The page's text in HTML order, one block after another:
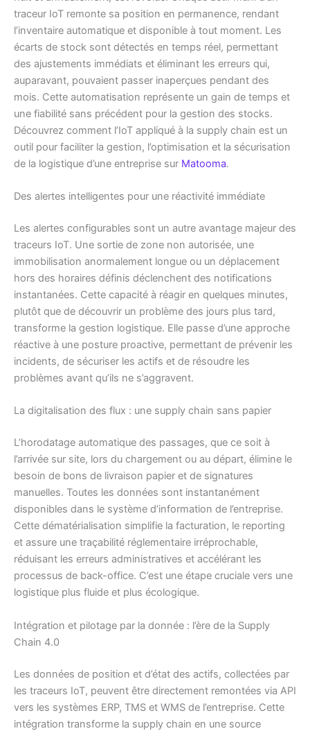
traceur IoT remonte sa position en permanence, rendant
l’inventaire automatique et disponible à tout moment. Les
écarts de stock sont détectés en temps réel, permettant
des ajustements immédiats et éliminant les erreurs qui,
auparavant, pouvaient passer inaperçues pendant des
mois. Cette automatisation représente un gain de temps et
une fiabilité sans précédent pour la gestion des stocks.
Découvrez comment l’IoT appliqué à la supply chain est un
outil pour faciliter la gestion, l’optimisation et la sécurisation
de la logistique d’une entreprise sur Matooma.
Des alertes intelligentes pour une réactivité immédiate
Les alertes configurables sont un autre avantage majeur des
traceurs IoT. Une sortie de zone non autorisée, une
immobilisation anormalement longue ou un déplacement
hors des horaires définis déclenchent des notifications
instantanées. Cette capacité à réagir en quelques minutes,
plutôt que de découvrir un problème des jours plus tard,
transforme la gestion logistique. Elle passe d’une approche
réactive à une posture proactive, permettant de prévenir les
incidents, de sécuriser les actifs et de résoudre les
problèmes avant qu’ils ne s’aggravent.
La digitalisation des flux : une supply chain sans papier
L’horodatage automatique des passages, que ce soit à
l’arrivée sur site, lors du chargement ou au départ, élimine le
besoin de bons de livraison papier et de signatures
manuelles. Toutes les données sont instantanément
disponibles dans le système d’information de l’entreprise.
Cette dématérialisation simplifie la facturation, le reporting
et assure une traçabilité réglementaire irréprochable,
réduisant les erreurs administratives et accélérant les
processus de back-office. C’est une étape cruciale vers une
logistique plus fluide et plus écologique.
Intégration et pilotage par la donnée : l’ère de la Supply
Chain 4.0
Les données de position et d’état des actifs, collectées par
les traceurs IoT, peuvent être directement remontées via API
vers les systèmes ERP, TMS et WMS de l’entreprise. Cette
intégration transforme la supply chain en une source